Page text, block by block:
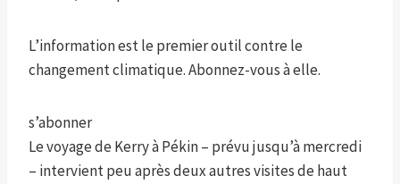
L’information est le premier outil contre le
changement climatique. Abonnez-vous à elle.
s’abonner
Le voyage de Kerry à Pékin – prévu jusqu’à mercredi
– intervient peu après deux autres visites de haut